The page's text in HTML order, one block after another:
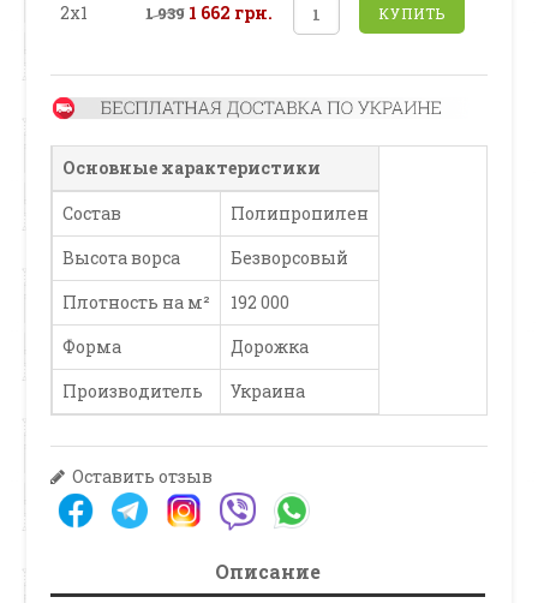
2х1 1 939 1 662 грн. КУПИТЬ
Основные характеристики
Состав
Полипропилен
Высота ворса
Безворсовый
Плотность на м²
192 000
Форма
Дорожка
Производитель
Украина
Оставить отзыв
Описание